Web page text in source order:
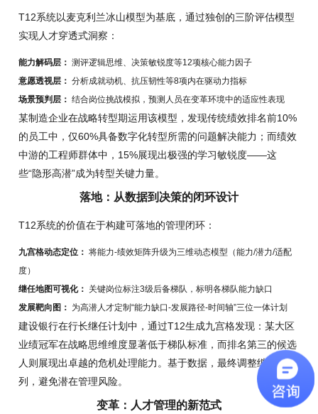
T12系统以麦克利兰冰山模型为基底，通过独创的三阶评估模型
实现人才穿透式洞察：
能力解码层： 测评逻辑思维、决策敏锐度等12项核心能力因子
意愿透视层： 分析成就动机、抗压韧性等8项内在驱动力指标
场景预判层： 结合岗位挑战模拟，预测人员在变革环境中的适应性表现
某制造企业在战略转型期运用该模型，发现传统绩效排名前10%
的员工中，仅60%具备数字化转型所需的问题解决能力；而绩效
中游的工程师群体中，15%展现出极强的学习敏锐度——这
些“隐形高潜”成为转型关键力量。
落地：从数据到决策的闭环设计
T12系统的价值在于构建可落地的管理闭环：
九宫格动态定位： 将能力-绩效矩阵升级为三维动态模型（能力/潜力/适配
度）
继任地图可视化： 关键岗位标注3级后备梯队，标明各梯队能力缺口
发展靶向图： 为高潜人才定制“能力缺口-发展路径-时间轴”三位一体计划
建设银行在行长继任计划中，通过T12生成九宫格发现：某大区
业绩冠军在战略思维维度显著低于梯队标准，而排名第三的候选
人则展现出卓越的危机处理能力。基于数据，最终调整继任序
列，避免潜在管理风险。
变革：人才管理的新范式